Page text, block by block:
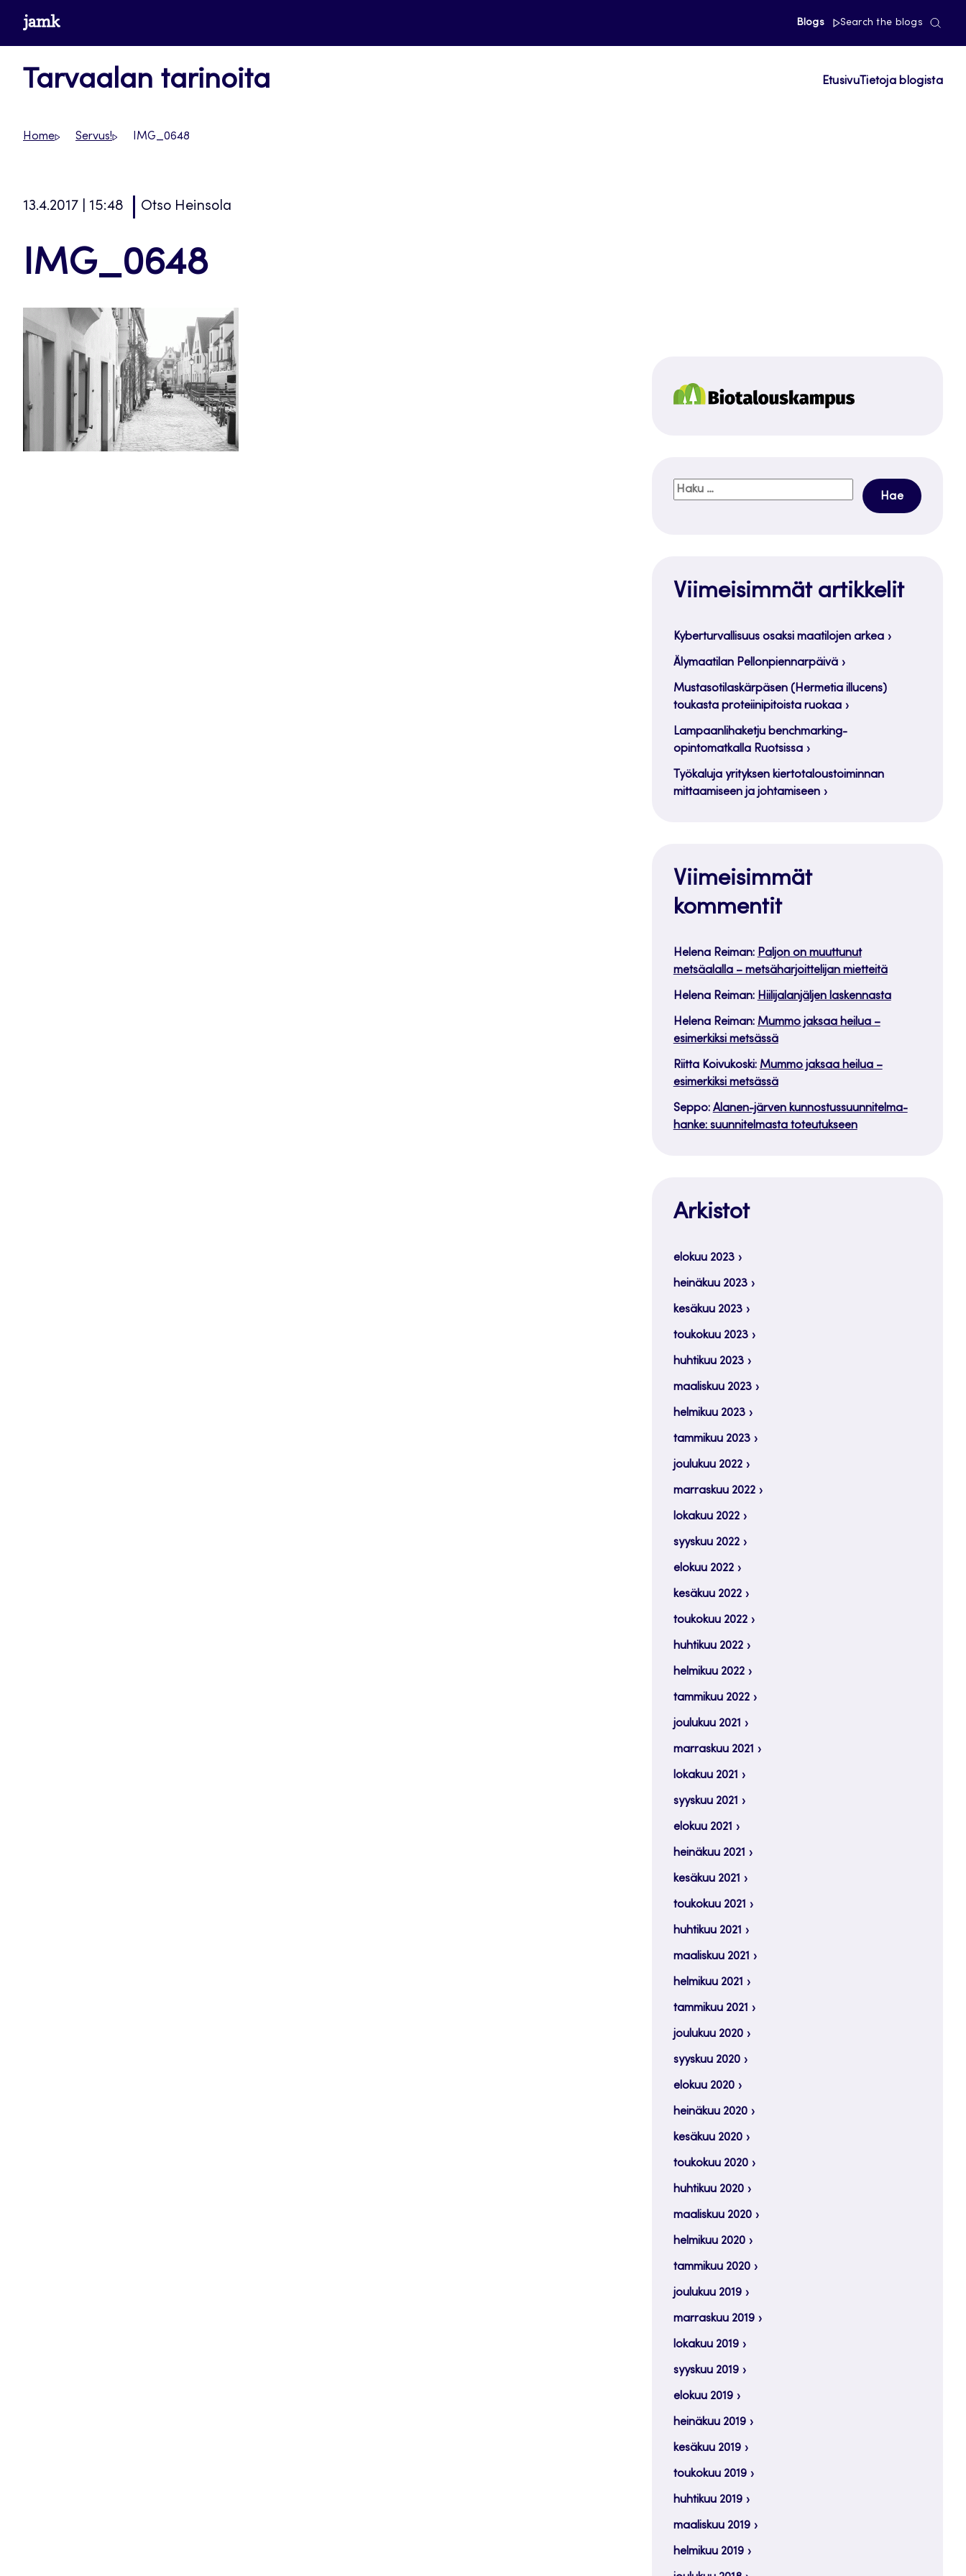
Siirrywww.jamk.fi Blogs Search the blogs
Tarvaalan tarinoita EtusivuTietoja blogista
Home Servus! IMG_0648
13.4.2017 | 15:48 Otso Heinsola
IMG_0648
Haku:
Viimeisimmät artikkelit
Kyberturvallisuus osaksi maatilojen arkea
Älymaatilan Pellonpiennarpäivä
Mustasotilaskärpäsen (Hermetia illucens)
toukasta proteiinipitoista ruokaa
Lampaanlihaketju benchmarking-
opintomatkalla Ruotsissa
Työkaluja yrityksen kiertotaloustoiminnan
mittaamiseen ja johtamiseen
Viimeisimmät
kommentit
Helena Reiman: Paljon on muuttunut
metsäalalla – metsäharjoittelijan mietteitä
Helena Reiman: Hiilijalanjäljen laskennasta
Helena Reiman: Mummo jaksaa heilua –
esimerkiksi metsässä
Riitta Koivukoski: Mummo jaksaa heilua –
esimerkiksi metsässä
Seppo: Alanen-järven kunnostussuunnitelma-
hanke: suunnitelmasta toteutukseen
Arkistot
elokuu 2023
heinäkuu 2023
kesäkuu 2023
toukokuu 2023
huhtikuu 2023
maaliskuu 2023
helmikuu 2023
tammikuu 2023
joulukuu 2022
marraskuu 2022
lokakuu 2022
syyskuu 2022
elokuu 2022
kesäkuu 2022
toukokuu 2022
huhtikuu 2022
helmikuu 2022
tammikuu 2022
joulukuu 2021
marraskuu 2021
lokakuu 2021
syyskuu 2021
elokuu 2021
heinäkuu 2021
kesäkuu 2021
toukokuu 2021
huhtikuu 2021
maaliskuu 2021
helmikuu 2021
tammikuu 2021
joulukuu 2020
syyskuu 2020
elokuu 2020
heinäkuu 2020
kesäkuu 2020
toukokuu 2020
huhtikuu 2020
maaliskuu 2020
helmikuu 2020
tammikuu 2020
joulukuu 2019
marraskuu 2019
lokakuu 2019
syyskuu 2019
elokuu 2019
heinäkuu 2019
kesäkuu 2019
toukokuu 2019
huhtikuu 2019
maaliskuu 2019
helmikuu 2019